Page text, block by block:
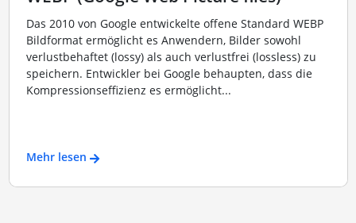
Das 2010 von Google entwickelte offene Standard WEBP
Bildformat ermöglicht es Anwendern, Bilder sowohl
verlustbehaftet (lossy) als auch verlustfrei (lossless) zu
speichern. Entwickler bei Google behaupten, dass die
Kompressionseffizienz es ermöglicht...
Mehr lesen